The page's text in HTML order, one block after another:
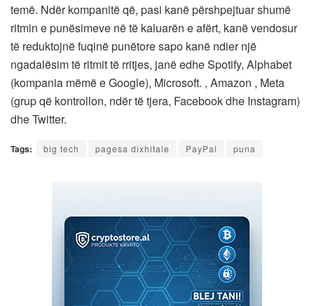
temë. Ndër kompanitë që, pasi kanë përshpejtuar shumë
ritmin e punësimeve në të kaluarën e afërt, kanë vendosur
të reduktojnë fuqinë punëtore sapo kanë ndier një
ngadalësim të ritmit të rritjes, janë edhe Spotify, Alphabet
(kompania mëmë e Google), Microsoft. , Amazon , Meta
(grup që kontrollon, ndër të tjera, Facebook dhe Instagram)
dhe Twitter.
Tags: big tech pagesa dixhitale PayPal puna